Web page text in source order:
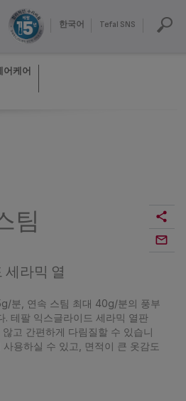
한국어 Tefal SNS
어케어
팀
세라믹 열
분, 연속 스팀 최대 40g/분의 풍부
. 테팔 익스글라이드 세라믹 열판
고 간편하게 다림질할 수 있습니
용하실 수 있고, 면적이 큰 옷감도